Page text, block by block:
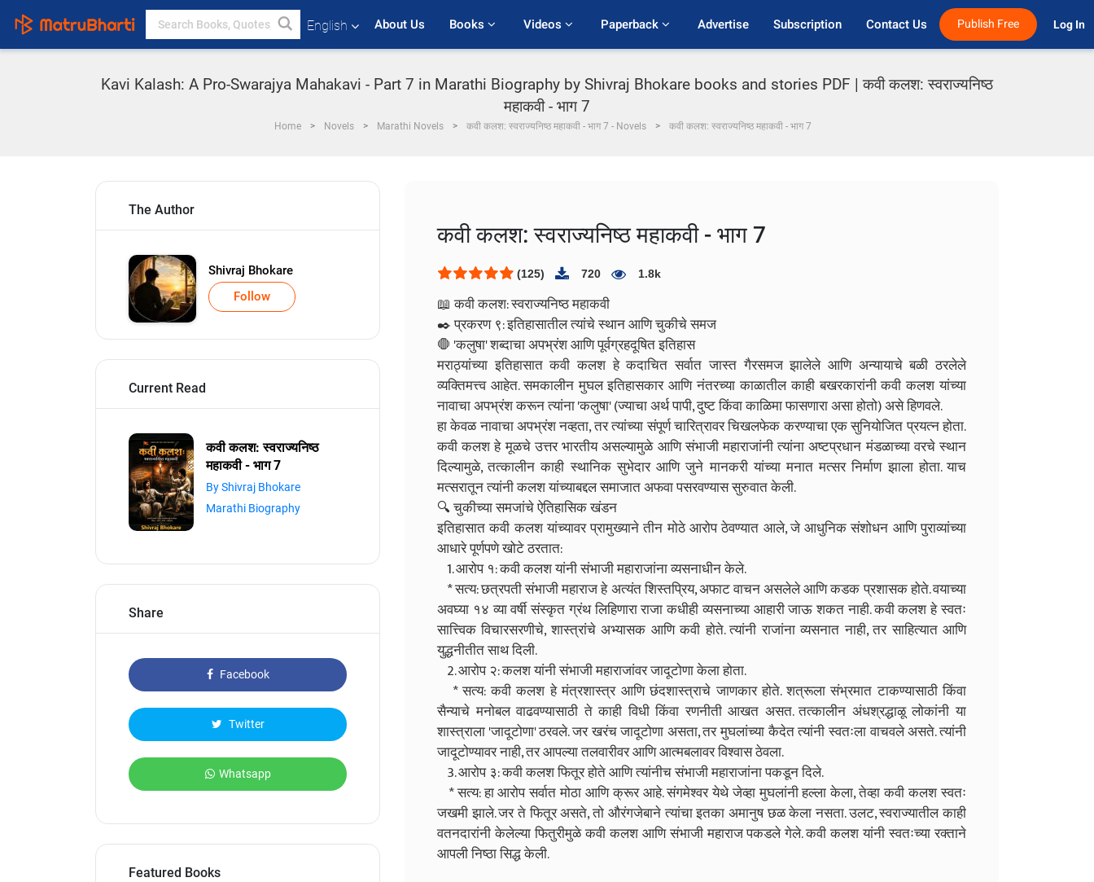
English About Us Books Videos Paperback Advertise Subscription Contact Us Publish Free Log In
Kavi Kalash: A Pro-Swarajya Mahakavi - Part 7 in Marathi Biography by Shivraj Bhokare books and stories PDF | कवी कलश: स्वराज्यनिष्ठ
महाकवी - भाग 7
Home Novels Marathi Novels कवी कलश: स्वराज्यनिष्ठ महाकवी - भाग 7 - Novels कवी कलश: स्वराज्यनिष्ठ महाकवी - भाग 7
The Author
Shivraj Bhokare
Follow
Current Read
कवी कलश: स्वराज्यनिष्ठ
महाकवी - भाग 7
By Shivraj Bhokare
Marathi Biography
Share
Facebook
Twitter
Whatsapp
Featured Books
कवी कलश: स्वराज्यनिष्ठ महाकवी - भाग 7
(125) 720 1.8k
📖 कवी कलश: स्वराज्यनिष्ठ महाकवी
✒️ प्रकरण ९: इतिहासातील त्यांचे स्थान आणि चुकीचे समज
🛑 'कलुषा' शब्दाचा अपभ्रंश आणि पूर्वग्रहदूषित इतिहास
मराठ्यांच्या इतिहासात कवी कलश हे कदाचित सर्वात जास्त गैरसमज झालेले आणि अन्यायाचे बळी ठरलेले
व्यक्तिमत्त्व आहेत. समकालीन मुघल इतिहासकार आणि नंतरच्या काळातील काही बखरकारांनी कवी कलश यांच्या
नावाचा अपभ्रंश करून त्यांना 'कलुषा' (ज्याचा अर्थ पापी, दुष्ट किंवा काळिमा फासणारा असा होतो) असे हिणवले.
हा केवळ नावाचा अपभ्रंश नव्हता, तर त्यांच्या संपूर्ण चारित्रावर चिखलफेक करण्याचा एक सुनियोजित प्रयत्न होता.
कवी कलश हे मूळचे उत्तर भारतीय असल्यामुळे आणि संभाजी महाराजांनी त्यांना अष्टप्रधान मंडळाच्या वरचे स्थान
दिल्यामुळे, तत्कालीन काही स्थानिक सुभेदार आणि जुने मानकरी यांच्या मनात मत्सर निर्माण झाला होता. याच
मत्सरातून त्यांनी कलश यांच्याबद्दल समाजात अफवा पसरवण्यास सुरुवात केली.
🔍 चुकीच्या समजांचे ऐतिहासिक खंडन
इतिहासात कवी कलश यांच्यावर प्रामुख्याने तीन मोठे आरोप ठेवण्यात आले, जे आधुनिक संशोधन आणि पुराव्यांच्या
आधारे पूर्णपणे खोटे ठरतात:
1. आरोप १: कवी कलश यांनी संभाजी महाराजांना व्यसनाधीन केले.
* सत्य: छत्रपती संभाजी महाराज हे अत्यंत शिस्तप्रिय, अफाट वाचन असलेले आणि कडक प्रशासक होते. वयाच्या
अवघ्या १४ व्या वर्षी संस्कृत ग्रंथ लिहिणारा राजा कधीही व्यसनाच्या आहारी जाऊ शकत नाही. कवी कलश हे स्वतः
सात्त्विक विचारसरणीचे, शास्त्रांचे अभ्यासक आणि कवी होते. त्यांनी राजांना व्यसनात नाही, तर साहित्यात आणि
युद्धनीतीत साथ दिली.
2. आरोप २: कलश यांनी संभाजी महाराजांवर जादूटोणा केला होता.
* सत्य: कवी कलश हे मंत्रशास्त्र आणि छंदशास्त्राचे जाणकार होते. शत्रूला संभ्रमात टाकण्यासाठी किंवा
सैन्याचे मनोबल वाढवण्यासाठी ते काही विधी किंवा रणनीती आखत असत. तत्कालीन अंधश्रद्धाळू लोकांनी या
शास्त्राला 'जादूटोणा' ठरवले. जर खरंच जादूटोणा असता, तर मुघलांच्या कैदेत त्यांनी स्वतःला वाचवले असते. त्यांनी
जादूटोण्यावर नाही, तर आपल्या तलवारीवर आणि आत्मबलावर विश्वास ठेवला.
3. आरोप ३: कवी कलश फितूर होते आणि त्यांनीच संभाजी महाराजांना पकडून दिले.
* सत्य: हा आरोप सर्वात मोठा आणि क्रूर आहे. संगमेश्वर येथे जेव्हा मुघलांनी हल्ला केला, तेव्हा कवी कलश स्वतः
जखमी झाले. जर ते फितूर असते, तो औरंगजेबाने त्यांचा इतका अमानुष छळ केला नसता. उलट, स्वराज्यातील काही
वतनदारांनी केलेल्या फितुरीमुळे कवी कलश आणि संभाजी महाराज पकडले गेले. कवी कलश यांनी स्वतःच्या रक्ताने
आपली निष्ठा सिद्ध केली.